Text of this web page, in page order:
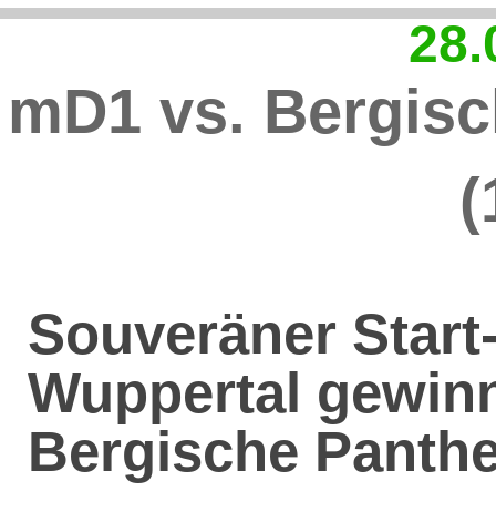
mD1 vs.
Souveräner
Wuppertal
Bergische